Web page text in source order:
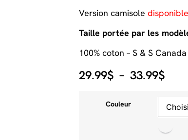
Version camisole
Taille portée par les
100% coton – S & S
29.99$ – 33.99$
Couleur